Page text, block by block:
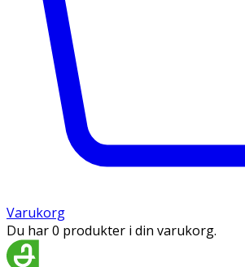
Varukorg
Du har 0 produkter i din varukorg.